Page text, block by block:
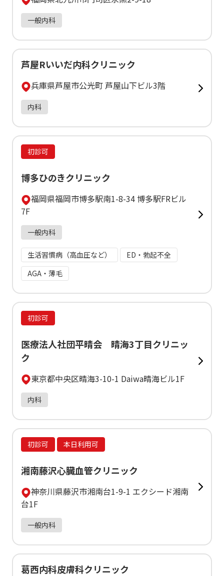
一般内科
芦屋Rいいだ内科クリニック
兵庫県芦屋市公光町 芦屋山下ビル3階
内科
初診可
博多ひのきクリニック
福岡県福岡市博多駅南1-8-34 博多駅FRビル
7F
一般内科
生活習慣病（高血圧など）
ED・勃起不全
AGA・薄毛
初診可
医療法人社団平晴会 晴海3丁目クリニッ
ク
東京都中央区晴海3-10-1 Daiwa晴海ビル1F
内科
初診可 本日利用可
湘南藤沢心臓血管クリニック
神奈川県藤沢市湘南台1-9-1 エクシード湘南
台1F
一般内科
葛西内科皮膚科クリニック